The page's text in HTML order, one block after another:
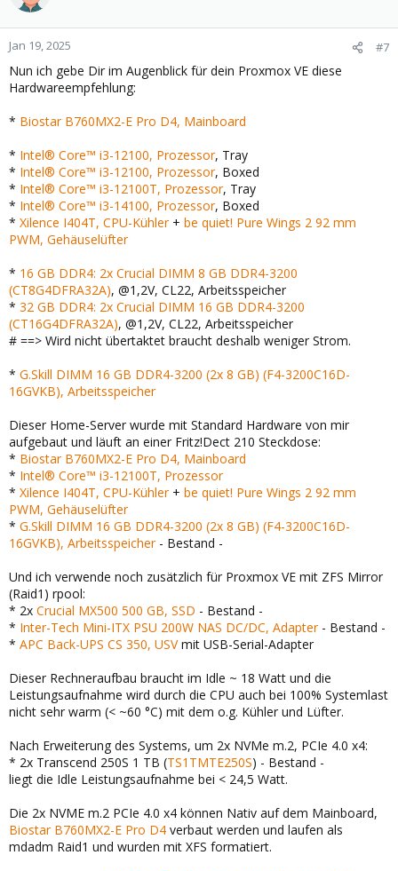
o
n
s
:
Jan 19, 2025 #7
Nun ich gebe Dir im Augenblick für dein Proxmox VE diese
Hardwareempfehlung:
* Biostar B760MX2-E Pro D4, Mainboard
* Intel® Core™ i3-12100, Prozessor, Tray
* Intel® Core™ i3-12100, Prozessor, Boxed
* Intel® Core™ i3-12100T, Prozessor, Tray
* Intel® Core™ i3-14100, Prozessor, Boxed
* Xilence I404T, CPU-Kühler+ be quiet! Pure Wings 2 92 mm
PWM, Gehäuselüfter
* 16 GB DDR4: 2x Crucial DIMM 8 GB DDR4-3200
(CT8G4DFRA32A), @1,2V, CL22, Arbeitsspeicher
* 32 GB DDR4: 2x Crucial DIMM 16 GB DDR4-3200
(CT16G4DFRA32A), @1,2V, CL22, Arbeitsspeicher
# ==> Wird nicht übertaktet braucht deshalb weniger Strom.
* G.Skill DIMM 16 GB DDR4-3200 (2x 8 GB) (F4-3200C16D-
16GVKB), Arbeitsspeicher
Dieser Home-Server wurde mit Standard Hardware von mir
aufgebaut und läuft an einer Fritz!Dect 210 Steckdose:
* Biostar B760MX2-E Pro D4, Mainboard
* Intel® Core™ i3-12100T, Prozessor
* Xilence I404T, CPU-Kühler+ be quiet! Pure Wings 2 92 mm
PWM, Gehäuselüfter
* G.Skill DIMM 16 GB DDR4-3200 (2x 8 GB) (F4-3200C16D-
16GVKB), Arbeitsspeicher- Bestand -
Und ich verwende noch zusätzlich für Proxmox VE mit ZFS Mirror
(Raid1) rpool:
* 2x Crucial MX500 500 GB, SSD - Bestand -
* Inter-Tech Mini-ITX PSU 200W NAS DC/DC, Adapter- Bestand -
* APC Back-UPS CS 350, USVmit USB-Serial-Adapter
Dieser Rechneraufbau braucht im Idle ~ 18 Watt und die
Leistungsaufnahme wird durch die CPU auch bei 100% Systemlast
nicht sehr warm (< ~60 °C) mit dem o.g. Kühler und Lüfter.
Nach Erweiterung des Systems, um 2x NVMe m.2, PCIe 4.0 x4:
* 2x Transcend 250S 1 TB (TS1TMTE250S) - Bestand -
liegt die Idle Leistungsaufnahme bei < 24,5 Watt.
Die 2x NVME m.2 PCIe 4.0 x4 können Nativ auf dem Mainboard,
Biostar B760MX2-E Pro D4 verbaut werden und laufen als
mdadm Raid1 und wurden mit XFS formatiert.